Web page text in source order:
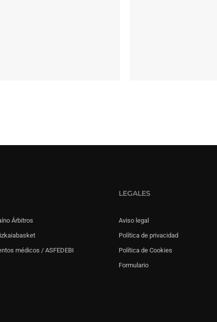
Árbitros
médicos / ASFEDEBI
LEGALES
Aviso legal
Política de privacidad
Política de Cookies
Formulario